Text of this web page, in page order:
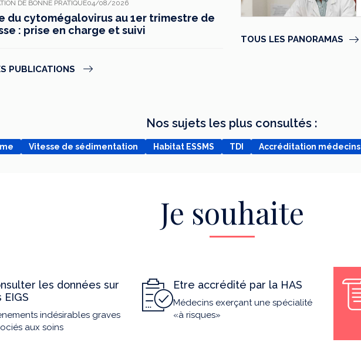
DE BONNE PRATIQUE04/08/2026
du cytomégalovirus au 1er trimestre de
: prise en charge et suivi
PUBLICATIONS
TOUS LES PANORAMAS
Nos sujets les plus consultés :
Vitesse de sédimentation Habitat ESSMS TDI Accréditation médecins
Je souhaite
les données sur
EIGS
indésirables graves
aux soins
Etre accrédité par la HAS
Médecins exerçant une spécialité
«à risques»